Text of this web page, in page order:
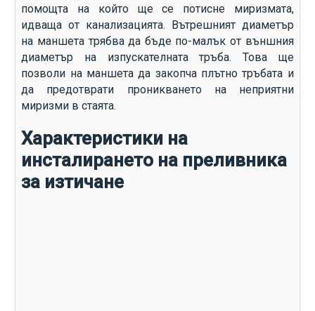
помощта на който ще се потисне миризмата,
идваща от канализацията. Вътрешният диаметър
на маншета трябва да бъде по-малък от външния
диаметър на изпускателната тръба. Това ще
позволи на маншета да закопча плътно тръбата и
да предотврати проникването на неприятни
миризми в стаята.
Характеристики на
инсталирането на преливника
за изтичане